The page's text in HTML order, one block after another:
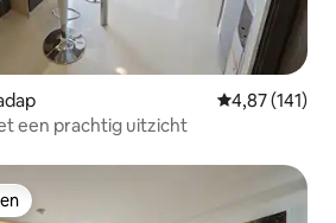
Gemiddelde
4,87 (141)
een prachtig uitzicht